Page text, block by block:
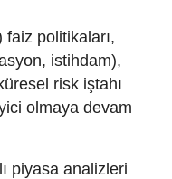
politikaları,
istihdam),
risk iştahı
olmaya devam
piyasa analizleri